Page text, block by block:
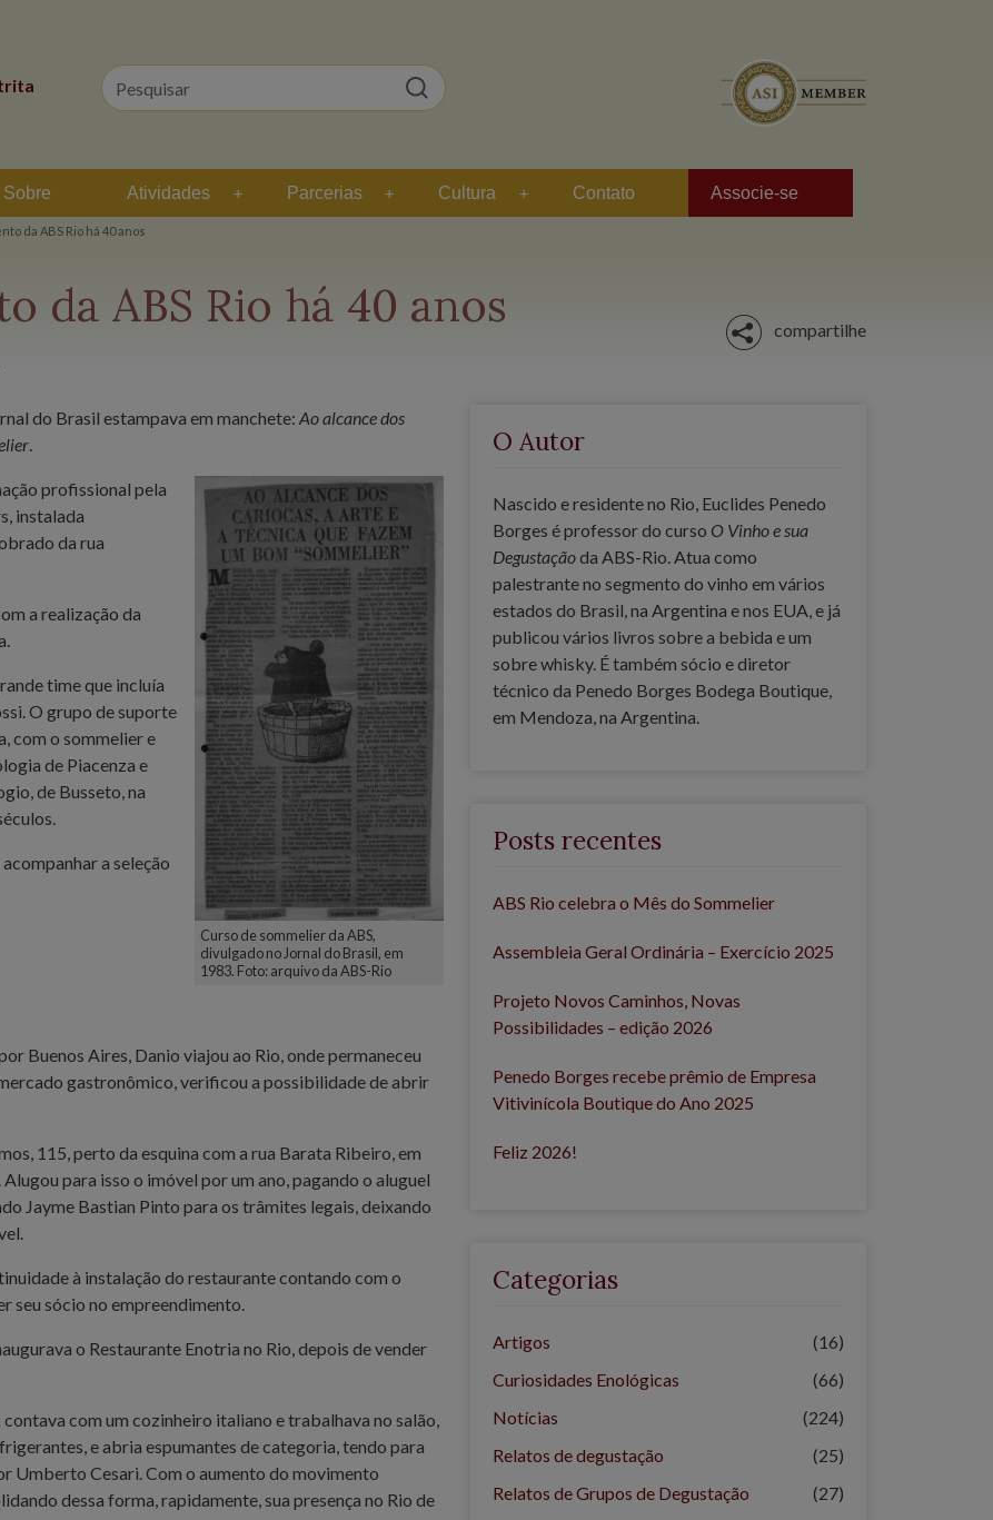
Sobre Atividades Parcerias Cultura Contato Associe-se
da ABS Rio há 40 anos
compartilhe
da ABS Rio há 40 anos
do Brasil estampava em manchete: Ao alcance dos
.
Curso de sommelier da ABS,
divulgado no Jornal do Brasil, em
1983. Foto: arquivo da ABS-Rio
profissional pela
instalada
da rua
a realização da
time que incluía
O grupo de suporte
com o sommelier e
de Piacenza e
de Busseto, na
a seleção
Buenos Aires, Danio viajou ao Rio, onde permaneceu
gastronômico, verificou a possibilidade de abrir
115, perto da esquina com a rua Barata Ribeiro, em
para isso o imóvel por um ano, pagando o aluguel
Jayme Bastian Pinto para os trâmites legais, deixando
à instalação do restaurante contando com o
seu sócio no empreendimento.
o Restaurante Enotria no Rio, depois de vender
com um cozinheiro italiano e trabalhava no salão,
e abria espumantes de categoria, tendo para
Umberto Cesari. Com o aumento do movimento
dessa forma, rapidamente, sua presença no Rio de
O Autor
Nascido e residente no Rio, Euclides Penedo
Borges é professor do curso O Vinho e sua
Degustaçãoda ABS-Rio. Atua como
palestrante no segmento do vinho em vários
estados do Brasil, na Argentina e nos EUA, e já
publicou vários livros sobre a bebida e um
sobre whisky. É também sócio e diretor
técnico da Penedo Borges Bodega Boutique,
em Mendoza, na Argentina.
Posts recentes
ABS Rio celebra o Mês do Sommelier
Assembleia Geral Ordinária – Exercício 2025
Projeto Novos Caminhos, Novas
Possibilidades – edição 2026
Penedo Borges recebe prêmio de Empresa
Vitivinícola Boutique do Ano 2025
Feliz 2026!
Categorias
Artigos
(16)
Curiosidades Enológicas
(66)
Notícias
(224)
Relatos de degustação
(25)
Relatos de Grupos de Degustação
(27)